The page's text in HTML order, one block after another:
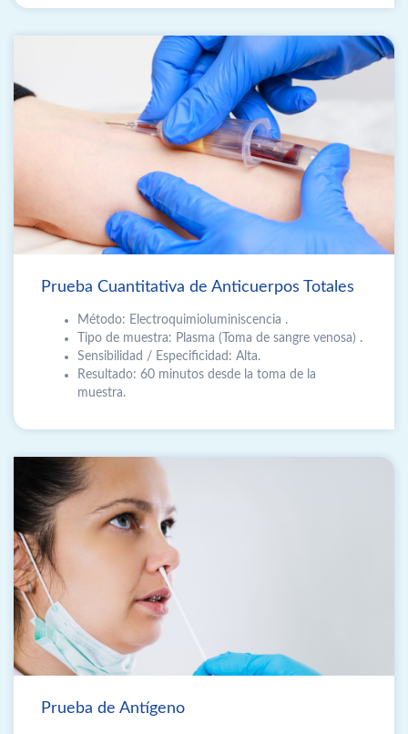
Prueba Cuantitativa de Anticuerpos Totales
Método: Electroquimioluminiscencia .
Tipo de muestra: Plasma (Toma de sangre venosa) .
Sensibilidad / Especiﬁcidad: Alta.
Resultado: 60 minutos desde la toma de la
muestra.
Prueba de Antígeno